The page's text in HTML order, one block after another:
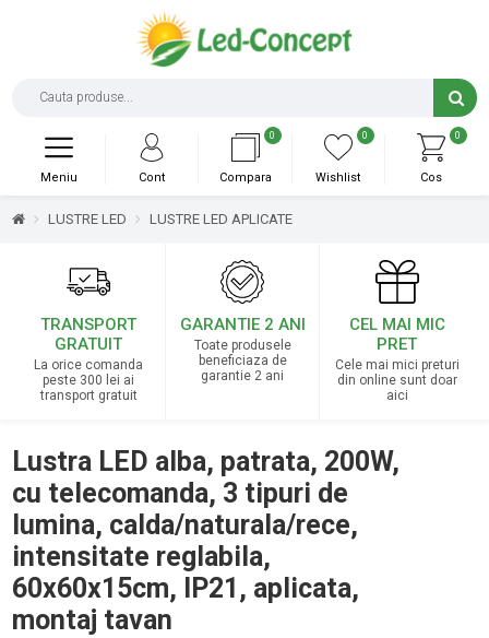
0
Cos
0
Wishlist
0
Compara
Cont
Meniu
LUSTRE LED LUSTRE LED APLICATE
TRANSPORT
GRATUIT
La orice comanda
peste 300 lei ai
transport gratuit
GARANTIE 2 ANI
Toate produsele
beneficiaza de
garantie 2 ani
CEL MAI MIC
PRET
Cele mai mici preturi
din online sunt doar
aici
Lustra LED alba, patrata, 200W,
cu telecomanda, 3 tipuri de
lumina, calda/naturala/rece,
intensitate reglabila,
60x60x15cm, IP21, aplicata,
montaj tavan